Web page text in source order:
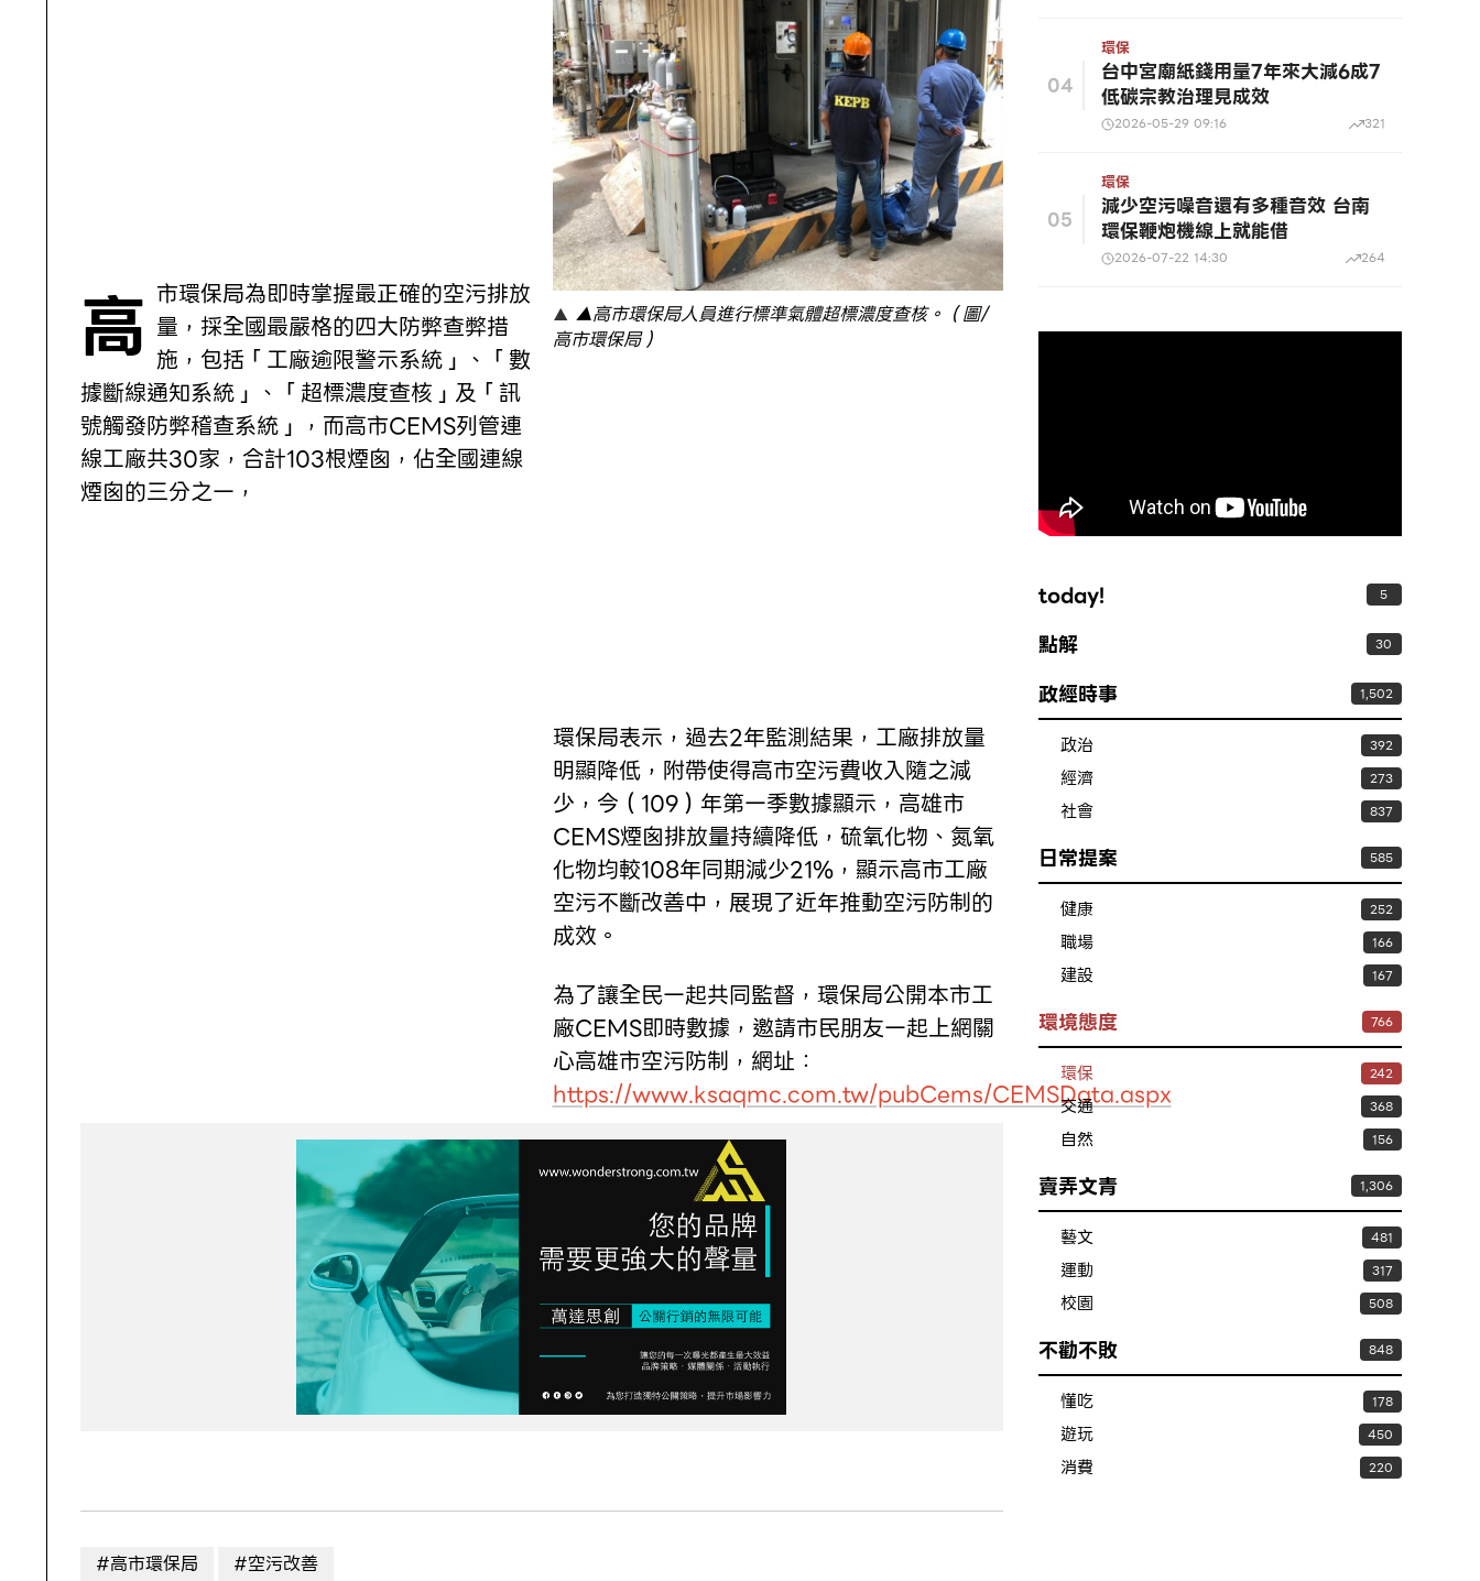
高市環保局為即時掌握最正確的空污排放 量，採全國最嚴格的四大防弊查弊措
施，包括「工廠逾限警示系統」、「數
據斷線通知系統」、「超標濃度查核」及「訊
號觸發防弊稽查系統」，而高市CEMS列管連
線工廠共30家，合計103根煙囪，佔全國連線
煙囪的三分之一，
▲高市環保局人員進行標準氣體超標濃度查核。（圖/
高市環保局）
環保局表示，過去2年監測結果，工廠排放量
明顯降低，附帶使得高市空污費收入隨之減
少，今（109）年第一季數據顯示，高雄市
CEMS煙囪排放量持續降低，硫氧化物、氮氧
化物均較108年同期減少21%，顯示高市工廠
空污不斷改善中，展現了近年推動空污防制的
成效。
為了讓全民一起共同監督，環保局公開本市工
廠CEMS即時數據，邀請市民朋友一起上網關
心高雄市空污防制，網址：
https://www.ksaqmc.com.tw/pubCems/CEMSData.aspx
#高市環保局 #空污改善
04
環保
台中宮廟紙錢用量7年來大減6成7
低碳宗教治理見成效
2026-05-29 09:16 321
05
環保
減少空污噪音還有多種音效 台南
環保鞭炮機線上就能借
2026-07-22 14:30 264
today! 5
點解 30
政經時事 1,502
政治 392
經濟 273
社會 837
日常提案 585
健康 252
職場 166
建設 167
環境態度 766
環保 242
交通 368
自然 156
賣弄文青 1,306
藝文 481
運動 317
校園 508
不勸不敗 848
懂吃 178
遊玩 450
消費 220